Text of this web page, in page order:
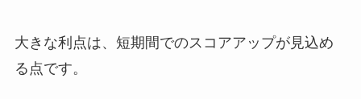
大きな利点は、短期間でのスコアアップが見込め
る点です。